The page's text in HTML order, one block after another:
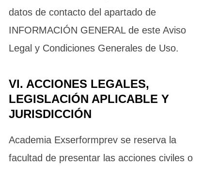
datos de contacto del apartado de
INFORMACIÓN GENERAL de este Aviso
Legal y Condiciones Generales de Uso.
VI. ACCIONES LEGALES,
LEGISLACIÓN APLICABLE Y
JURISDICCIÓN
Academia Exserformprev se reserva la
facultad de presentar las acciones civiles o